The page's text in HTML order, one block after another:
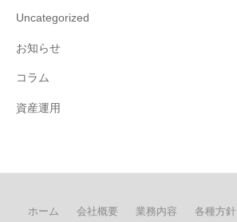
Uncategorized
お知らせ
コラム
資産運用
ホーム 会社概要 業務内容 各種方針